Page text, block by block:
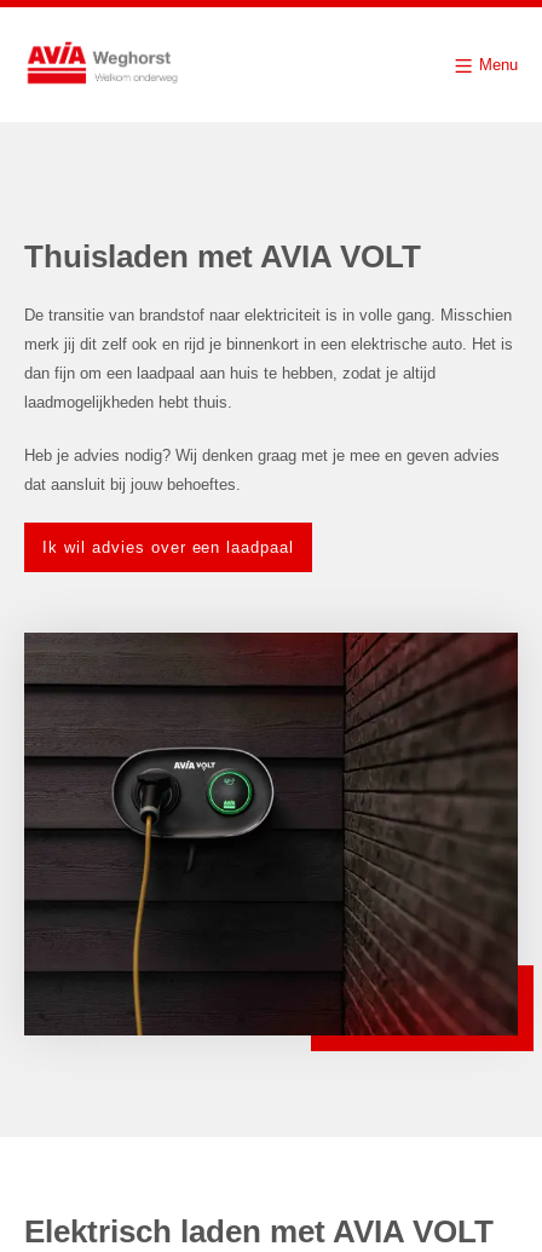
Menu
Thuisladen met AVIA VOLT
De transitie van brandstof naar elektriciteit is in volle gang. Misschien
merk jij dit zelf ook en rijd je binnenkort in een elektrische auto. Het is
dan fijn om een laadpaal aan huis te hebben, zodat je altijd
laadmogelijkheden hebt thuis.
Heb je advies nodig? Wij denken graag met je mee en geven advies
dat aansluit bij jouw behoeftes.
Ik wil advies over een laadpaal
Elektrisch laden met AVIA VOLT